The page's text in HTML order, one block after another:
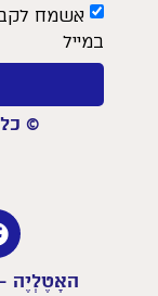
אשמח
במייל
©
האָטֶלְיֶה